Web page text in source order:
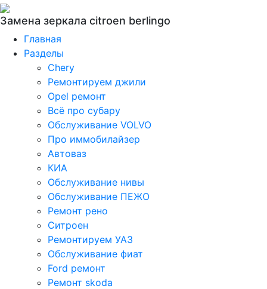
Замена зеркала citroen berlingo
Главная
Разделы
Chery
Ремонтируем джили
Opel ремонт
Всё про субару
Обслуживание VOLVO
Про иммобилайзер
Автоваз
КИА
Обслуживание нивы
Обслуживание ПЕЖО
Ремонт рено
Ситроен
Ремонтируем УАЗ
Обслуживание фиат
Ford ремонт
Ремонт skoda